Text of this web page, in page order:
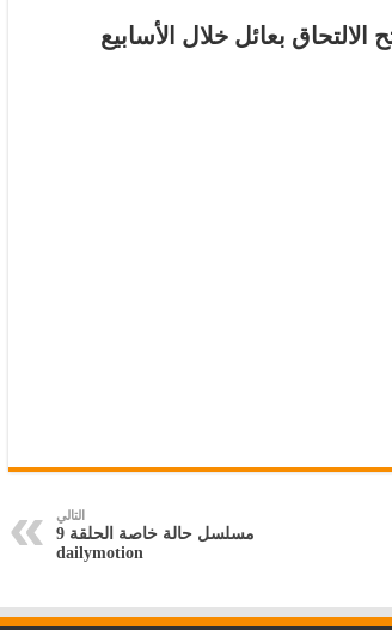
بعائل خلال الأسابيع
التالي
مسلسل حالة خاصة الحلقة 9
dailymotion